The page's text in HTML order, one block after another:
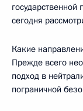
сегодня
Какие
Прежде всего
подход в
пограничной